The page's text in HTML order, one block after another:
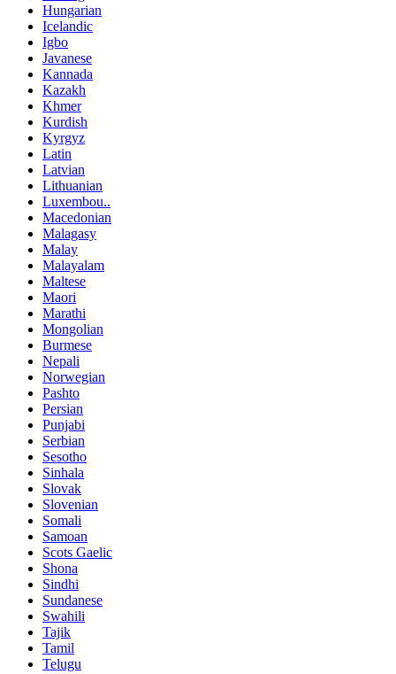
Hungarian
Icelandic
Igbo
Javanese
Kannada
Kazakh
Khmer
Kurdish
Kyrgyz
Latin
Latvian
Lithuanian
Luxembou..
Macedonian
Malagasy
Malay
Malayalam
Maltese
Maori
Marathi
Mongolian
Burmese
Nepali
Norwegian
Pashto
Persian
Punjabi
Serbian
Sesotho
Sinhala
Slovak
Slovenian
Somali
Samoan
Scots Gaelic
Shona
Sindhi
Sundanese
Swahili
Tajik
Tamil
Telugu